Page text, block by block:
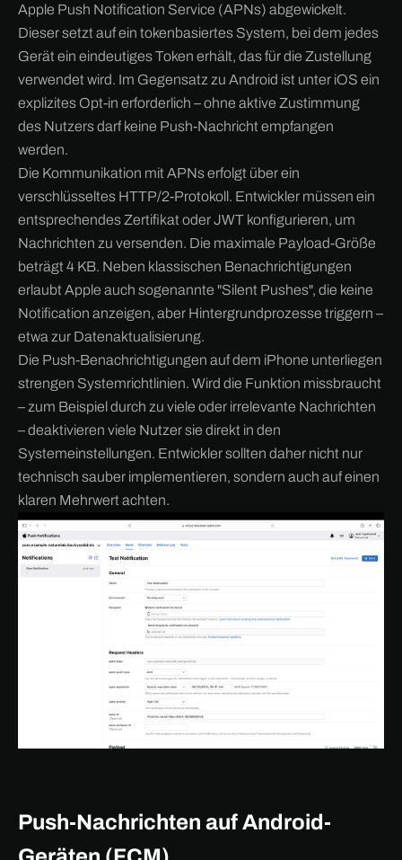
Apple Push Notification Service (APNs) abgewickelt.
Dieser setzt auf ein tokenbasiertes System, bei dem jedes
Gerät ein eindeutiges Token erhält, das für die Zustellung
verwendet wird. Im Gegensatz zu Android ist unter iOS ein
explizites Opt-in erforderlich – ohne aktive Zustimmung
des Nutzers darf keine Push-Nachricht empfangen
werden.
Die Kommunikation mit APNs erfolgt über ein
verschlüsseltes HTTP/2-Protokoll. Entwickler müssen ein
entsprechendes Zertifikat oder JWT konfigurieren, um
Nachrichten zu versenden. Die maximale Payload-Größe
beträgt 4 KB. Neben klassischen Benachrichtigungen
erlaubt Apple auch sogenannte "Silent Pushes", die keine
Notification anzeigen, aber Hintergrundprozesse triggern –
etwa zur Datenaktualisierung.
Die Push-Benachrichtigungen auf dem iPhone unterliegen
strengen Systemrichtlinien. Wird die Funktion missbraucht
– zum Beispiel durch zu viele oder irrelevante Nachrichten
– deaktivieren viele Nutzer sie direkt in den
Systemeinstellungen. Entwickler sollten daher nicht nur
technisch sauber implementieren, sondern auch auf einen
klaren Mehrwert achten.
Push-Nachrichten auf Android-